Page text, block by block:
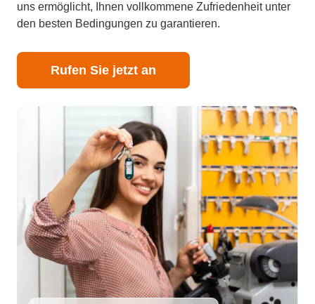
uns ermöglicht, Ihnen vollkommene Zufriedenheit unter
den besten Bedingungen zu garantieren.
Rufen Sie jetzt an